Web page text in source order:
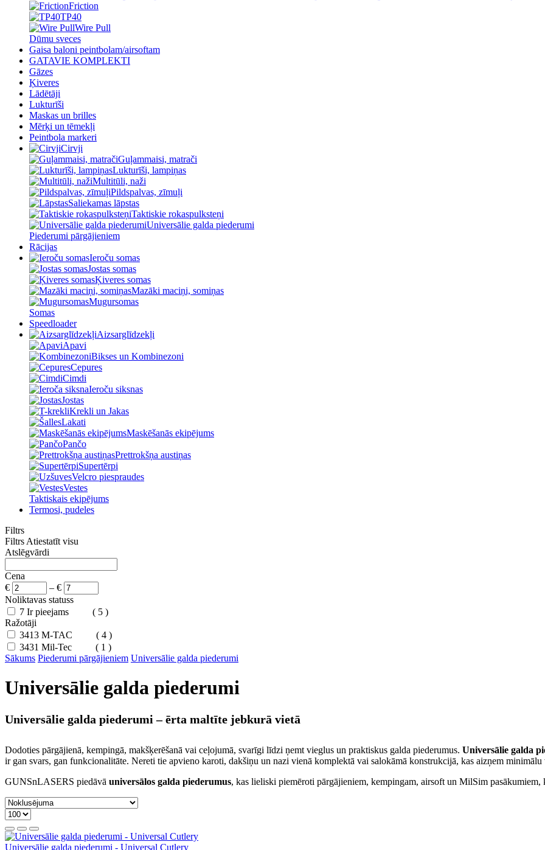
Friction
TP40
Wire Pull
Dūmu sveces
Gaisa baloni peintbolam/airsoftam
GATAVIE KOMPLEKTI
Gāzes
Ķiveres
Lādētāji
Lukturīši
Maskas un brilles
Mērķi un tēmekļi
Peintbola markeri
Cirvji
Guļammaisi, matrači
Lukturīši, lampiņas
Multitūli, naži
Pildspalvas, zīmuļi
Saliekamas lāpstas
Taktiskie rokaspulksteņi
Universālie galda piederumi
Piederumi pārgājieniem
Rācijas
Ieroču somas
Jostas somas
Ķiveres somas
Mazāki maciņi, somiņas
Mugursomas
Somas
Speedloader
Aizsarglīdzekļi
Apavi
Bikses un Kombinezoni
Cepures
Cimdi
Ieroču siksnas
Jostas
Krekli un Jakas
Lakati
Maskēšanās ekipējums
Pančo
Prettrokšņa austiņas
Supertērpi
Velcro piespraudes
Vestes
Taktiskais ekipējums
Termosi, pudeles
Filtrs
Filtrs Atiestatīt visu
Atslēgvārdi
Cena
€
– €
Noliktavas statuss
7 Ir pieejams
( 5 )
Ražotāji
3413 M-TAC
( 4 )
3431 Mil-Tec
( 1 )
Sākums Piederumi pārgājieniem Universālie galda piederumi
Universālie galda piederumi
Universālie galda piederumi – ērta maltīte jebkurā vietā
Dodoties pārgājienā, kempingā, makšķerēšanā vai ceļojumā, svarīgi līdzi ņemt vieglus un praktiskus galda piederumus. Universālie galda
ir gan svars, gan funkcionalitāte. Nereti tie apvieno karoti, dakšiņu un nazi vienā komplektā vai salokāmā konstrukcijā, kas aizņem
GUNSnLASERS piedāvā universālos galda piederumus, kas lieliski piemēroti pārgājieniem, kempingam, airsoft un MilSim pasākumiem,
Universālie galda piederumi - Universal Cutlery